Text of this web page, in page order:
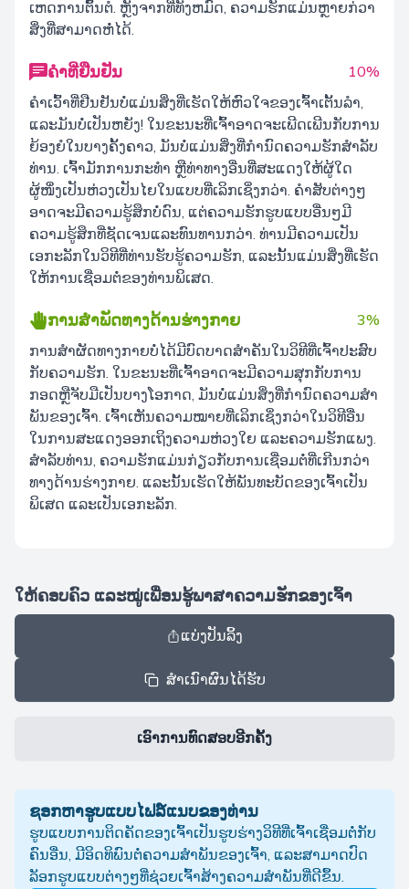
ເຫດການຕົ້ນຕໍ. ຫຼັງຈາກທີ່ທັງຫມົດ, ຄວາມຮັກແມ່ນຫຼາຍກ່ວາ
ສິ່ງທີ່ສາມາດຫໍ່ໄດ້.
ຄໍາທີ່ຢືນຢັນ
10%
ຄໍາເວົ້າທີ່ຢືນຢັນບໍ່ແມ່ນສິ່ງທີ່ເຮັດໃຫ້ຫົວໃຈຂອງເຈົ້າເຕັ້ນລໍາ,
ແລະມັນບໍ່ເປັນຫຍັງ! ໃນຂະນະທີ່ເຈົ້າອາດຈະເພີດເພີນກັບການ
ຍ້ອງຍໍໃນບາງຄັ້ງຄາວ, ມັນບໍ່ແມ່ນສິ່ງທີ່ກໍານົດຄວາມຮັກສໍາລັບ
ທ່ານ. ເຈົ້າມັກການກະທຳ ຫຼືທ່າທາງອື່ນທີ່ສະແດງໃຫ້ຜູ້ໃດ
ຜູ້ໜຶ່ງເປັນຫ່ວງເປັນໄຍໃນແບບທີ່ເລິກເຊິ່ງກວ່າ. ຄໍາສັບຕ່າງໆ
ອາດຈະມີຄວາມຮູ້ສຶກບໍ່ດົນ, ແຕ່ຄວາມຮັກຮູບແບບອື່ນໆມີ
ຄວາມຮູ້ສຶກທີ່ຊັດເຈນແລະທົນທານກວ່າ. ທ່ານມີຄວາມເປັນ
ເອກະລັກໃນວິທີທີ່ທ່ານຮັບຮູ້ຄວາມຮັກ, ແລະນັ້ນແມ່ນສິ່ງທີ່ເຮັດ
ໃຫ້ການເຊື່ອມຕໍ່ຂອງທ່ານພິເສດ.
ການສໍາພັດທາງດ້ານຮ່າງກາຍ
3%
ການສໍາຜັດທາງກາຍບໍ່ໄດ້ມີບົດບາດສໍາຄັນໃນວິທີທີ່ເຈົ້າປະສົບ
ກັບຄວາມຮັກ. ໃນຂະນະທີ່ເຈົ້າອາດຈະມີຄວາມສຸກກັບການ
ກອດຫຼືຈັບມືເປັນບາງໂອກາດ, ມັນບໍ່ແມ່ນສິ່ງທີ່ກໍານົດຄວາມສໍາ
ພັນຂອງເຈົ້າ. ເຈົ້າເຫັນຄວາມໝາຍທີ່ເລິກເຊິ່ງກວ່າໃນວິທີອື່ນ
ໃນການສະແດງອອກເຖິງຄວາມຫ່ວງໃຍ ແລະຄວາມຮັກແພງ.
ສໍາລັບທ່ານ, ຄວາມຮັກແມ່ນກ່ຽວກັບການເຊື່ອມຕໍ່ທີ່ເກີນກວ່າ
ທາງດ້ານຮ່າງກາຍ. ແລະນັ້ນເຮັດໃຫ້ພັນທະບັດຂອງເຈົ້າເປັນ
ພິເສດ ແລະເປັນເອກະລັກ.
ໃຫ້ຄອບຄົວ ແລະໝູ່ເພື່ອນຮູ້ພາສາຄວາມຮັກຂອງເຈົ້າ
ແບ່ງປັນລິ້ງ
ສຳເນົາຜົນໄດ້ຮັບ
ເອົາການທົດສອບອີກຄັ້ງ
ຊອກຫາຮູບແບບໄຟລ໌ແນບຂອງທ່ານ
ຮູບແບບການຕິດຄັດຂອງເຈົ້າເປັນຮູບຮ່າງວິທີທີ່ເຈົ້າເຊື່ອມຕໍ່ກັບ
ຄົນອື່ນ, ມີອິດທິພົນຕໍ່ຄວາມສໍາພັນຂອງເຈົ້າ, ແລະສາມາດປົດ
ລັອກຮູບແບບຕ່າງໆທີ່ຊ່ວຍເຈົ້າສ້າງຄວາມສໍາພັນທີ່ດີຂຶ້ນ.